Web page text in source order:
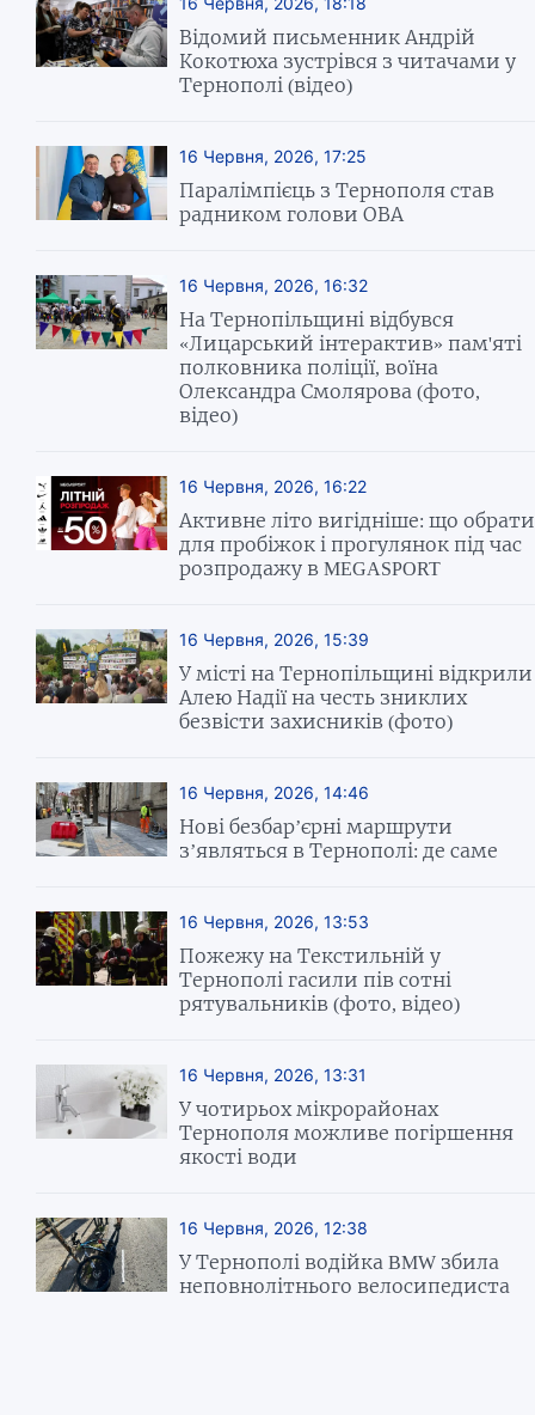
Відомий письменник Андрій
Кокотюха зустрівся з читачами у
Тернополі (відео)
16 Червня, 2026, 17:25
Паралімпієць з Тернополя став
радником голови ОВА
16 Червня, 2026, 16:32
На Тернопільщині відбувся
«Лицарський інтерактив» пам'яті
полковника поліції, воїна
Олександра Смолярова (фото,
відео)
16 Червня, 2026, 16:22
Активне літо вигідніше: що обрати
для пробіжок і прогулянок під час
розпродажу в MEGASPORT
16 Червня, 2026, 15:39
У місті на Тернопільщині відкрили
Алею Надії на честь зниклих
безвісти захисників (фото)
16 Червня, 2026, 14:46
Нові безбар’єрні маршрути
з’являться в Тернополі: де саме
16 Червня, 2026, 13:53
Пожежу на Текстильній у
Тернополі гасили пів сотні
рятувальників (фото, відео)
16 Червня, 2026, 13:31
У чотирьох мікрорайонах
Тернополя можливе погіршення
якості води
16 Червня, 2026, 12:38
У Тернополі водійка BMW збила
неповнолітнього велосипедиста